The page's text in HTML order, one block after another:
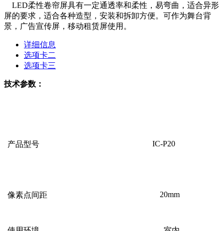
LED柔性卷帘屏具有一定通透率和柔性，易弯曲，适合异形
屏的要求，适合各种造型，安装和拆卸方便。可作为舞台背
景，广告宣传屏，移动租赁屏使用。
详细信息
选项卡二
选项卡三
技术参数：
产品型号 IC-P20
像素点间距 20mm